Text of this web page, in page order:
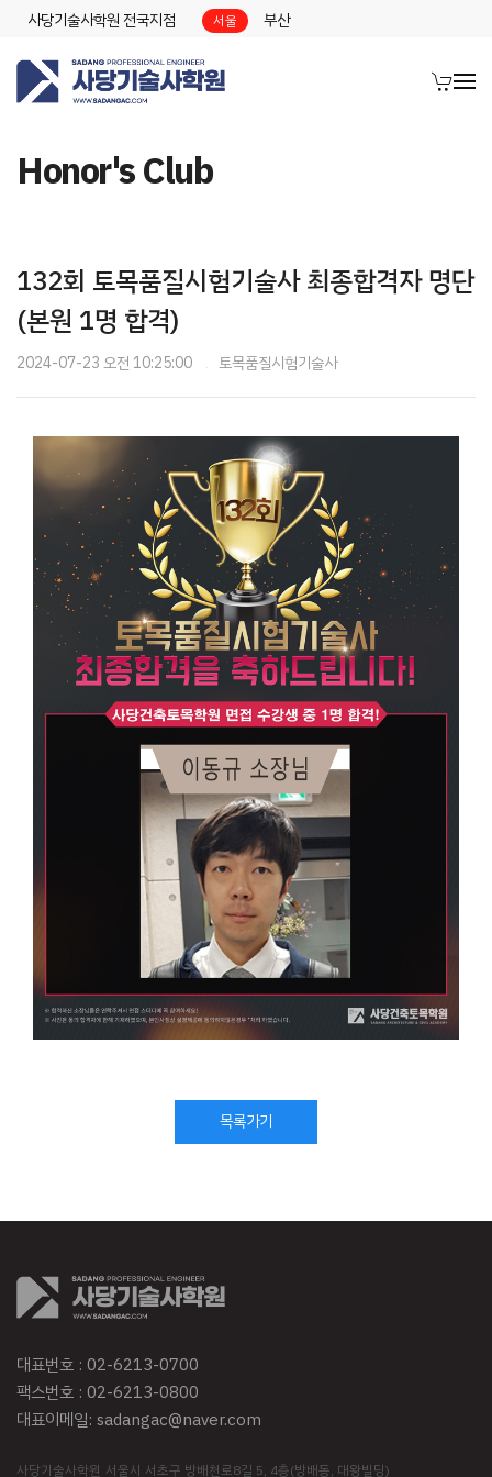
사당기술사학원 전국지점 서울 부산
Honor's Club
132회 토목품질시험기술사 최종합격자 명단
(본원 1명 합격)
2024-07-23 오전 10:25:00 토목품질시험기술사
목록가기
대표번호 : 02-6213-0700
팩스번호 : 02-6213-0800
대표이메일: sadangac@naver.com
사당기술사학원 서울시 서초구 방배천로8길 5, 4층(방배동, 대왕빌딩)